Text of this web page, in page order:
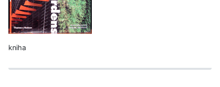
kniha